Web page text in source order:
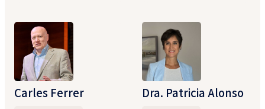
Carles Ferrer Dra. Patricia Alonso